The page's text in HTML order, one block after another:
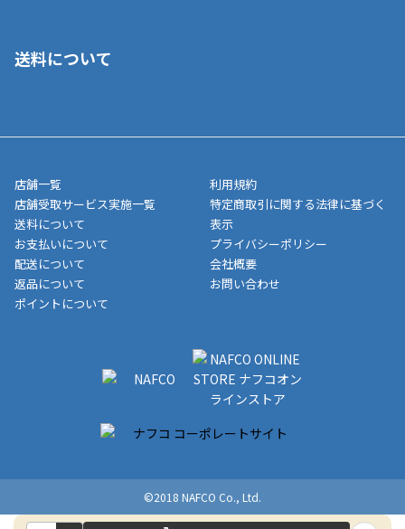
■代金引換(代引)※手数料がかかります
■商品によっては一部決済方法が使用できない場合がございま
す。
ご注文が確認出来次第、1～4営業日に発送いたします。「お取り
業日にてお引渡しとなります。(離島などの場合、例外もあります)
メーカー直送品など一部商品については、その他商品との購入に
制限がかかる場合がございます。また発送日についても、通常と
異なる場合がございます。対象商品の説明ページをご確認くださ
い。
■店舗受取をご選択いただいた場合
ご注文が確認出来次第、お受取される店舗在庫を使用してご準備
をさせていただきます。店舗に在庫がない場合は店舗よりお取り
いただく場合がございます。店舗準備でのお渡しとなる為、商品
のみの受け渡しとなります。（箱や納品書は付属しておりませ
ん）店舗で準備が出来次第、メールにてご連絡させていただきま
送料について
店舗一覧
店舗受取サービス実施一覧
送料について
お支払いについて
配送について
返品について
ポイントについて
利用規約
特定商取引に関する法律に基づく
表示
プライバシーポリシー
会社概要
お問い合わせ
©2018 NAFCO Co., Ltd.